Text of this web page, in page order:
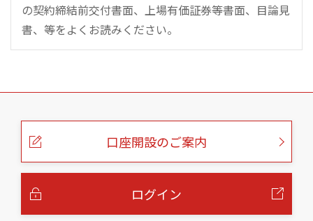
の契約締結前交付書面、上場有価証券等書面、目論見
書、等をよくお読みください。
こ
口座開設のご案内
ログイン